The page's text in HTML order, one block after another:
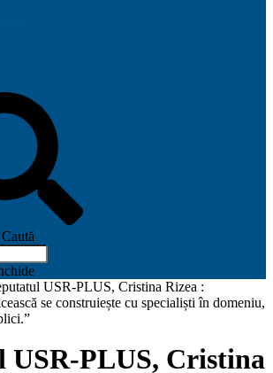
Caută
USR-PLUS, Cristina Rizea :
se construiește cu specialiști în domeniu,
USR-PLUS, Cristina